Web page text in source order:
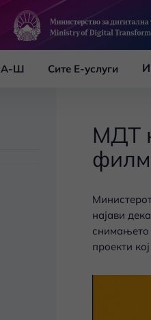
А-Ш Сите Е-услуги
МДТ
најави
снимањето
проекти